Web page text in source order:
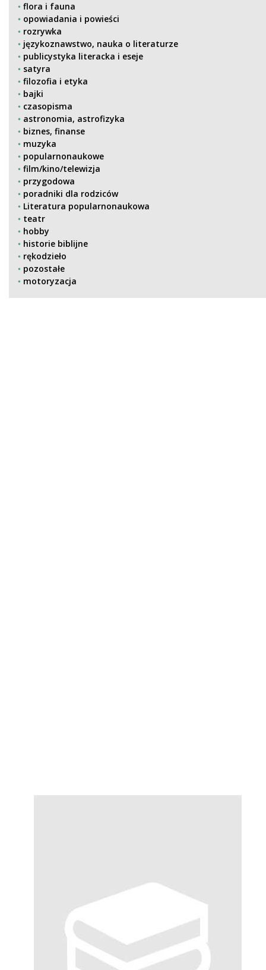
flora i fauna
opowiadania i powieści
rozrywka
językoznawstwo, nauka o literaturze
publicystyka literacka i eseje
satyra
filozofia i etyka
bajki
czasopisma
astronomia, astrofizyka
biznes, finanse
muzyka
popularnonaukowe
film/kino/telewizja
przygodowa
poradniki dla rodziców
Literatura popularnonaukowa
teatr
hobby
historie biblijne
rękodzieło
pozostałe
motoryzacja